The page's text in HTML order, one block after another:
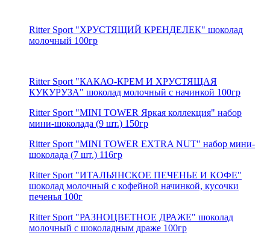
Ritter Sport "ХРУСТЯЩИЙ КРЕНДЕЛЕК" шоколад
молочный 100гр
Ritter Sport "КАКАО-КРЕМ И ХРУСТЯЩАЯ
КУКУРУЗА" шоколад молочный с начинкой 100гр
Ritter Sport "MINI TOWER Яркая коллекция" набор
мини-шоколада (9 шт.) 150гр
Ritter Sport "MINI TOWER EXTRA NUT" набор мини-
шоколада (7 шт.) 116гр
Ritter Sport "ИТАЛЬЯНСКОЕ ПЕЧЕНЬЕ И КОФЕ"
шоколад молочный с кофейной начинкой, кусочки
печенья 100г
Ritter Sport "РАЗНОЦВЕТНОЕ ДРАЖЕ" шоколад
молочный с шоколадным драже 100гр